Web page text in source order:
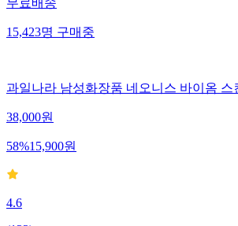
무료배송
15,423명구매중
과일나라 남성화장품 네오니스 바이옴 스
38,000원
58%15,900원
4.6